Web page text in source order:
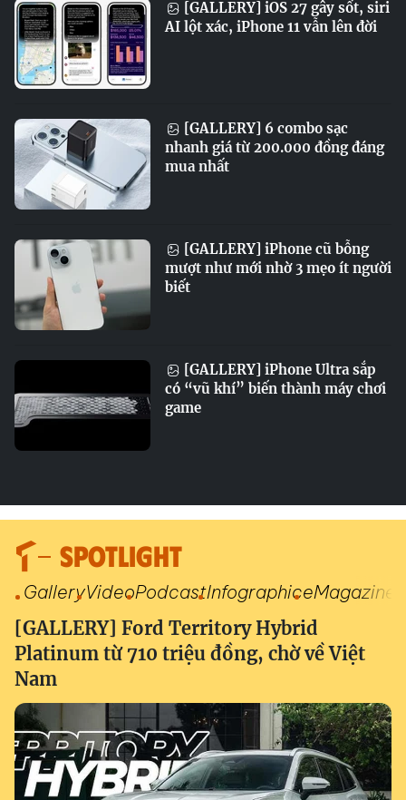
[GALLERY] iOS 27 gây sốt, siri
AI lột xác, iPhone 11 vẫn lên đời
[GALLERY] 6 combo sạc
nhanh giá từ 200.000 đồng đáng
mua nhất
[GALLERY] iPhone cũ bỗng
mượt như mới nhờ 3 mẹo ít người
biết
[GALLERY] iPhone Ultra sắp
có “vũ khí” biến thành máy chơi
game
SPOTLIGHT
GalleryVideoPodcastInfographiceMagazine
[GALLERY] Ford Territory Hybrid
Platinum từ 710 triệu đồng, chờ về Việt
Nam